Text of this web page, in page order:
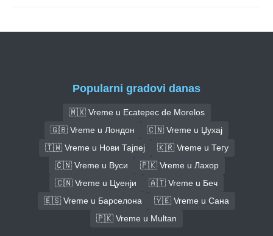
Popularni gradovi danas
🇲🇽 Vreme u Ecatepec de Morelos
🇬🇧 Vreme u Лондон
🇨🇳 Vreme u Џухај
🇹🇼 Vreme u Нови Тајпеј
🇰🇷 Vreme u Тегу
🇨🇳 Vreme u Вуси
🇵🇰 Vreme u Лахор
🇨🇳 Vreme u Цуенји
🇦🇹 Vreme u Беч
🇪🇸 Vreme u Барселона
🇾🇪 Vreme u Сана
🇵🇰 Vreme u Multan